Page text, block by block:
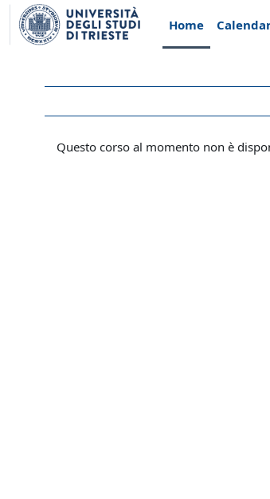
Vai al contenuto principale
Home
Questo corso al momento non è